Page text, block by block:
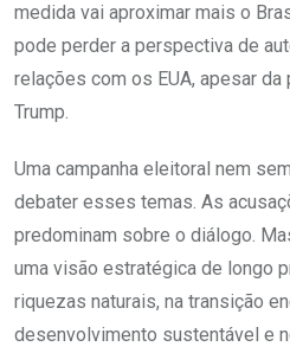
medida vai aproximar mais o
pode perder a perspectiva de
relações com os EUA, apesar
Trump.
Uma campanha eleitoral nem
debater esses temas. As
predominam sobre o diálogo.
uma visão estratégica de longo
riquezas naturais, na transição
desenvolvimento sustentável e